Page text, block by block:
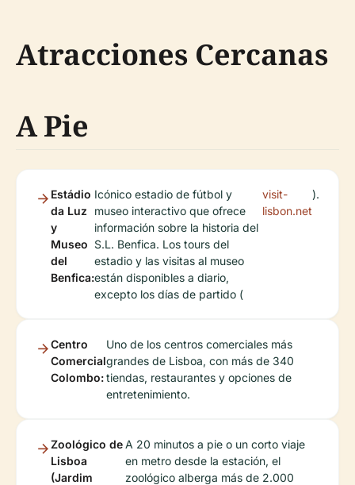
Atracciones Cercanas
A Pie
Estádio
da Luz
y
Museo
del
Benfica:
Icónico estadio de fútbol y
museo interactivo que ofrece
información sobre la historia del
S.L. Benfica. Los tours del
estadio y las visitas al museo
están disponibles a diario,
excepto los días de partido (
visit-
lisbon.net
).
Centro
Comercial
Colombo:
Uno de los centros comerciales más
grandes de Lisboa, con más de 340
tiendas, restaurantes y opciones de
entretenimiento.
Zoológico de
Lisboa
(Jardim
A 20 minutos a pie o un corto viaje
en metro desde la estación, el
zoológico alberga más de 2.000